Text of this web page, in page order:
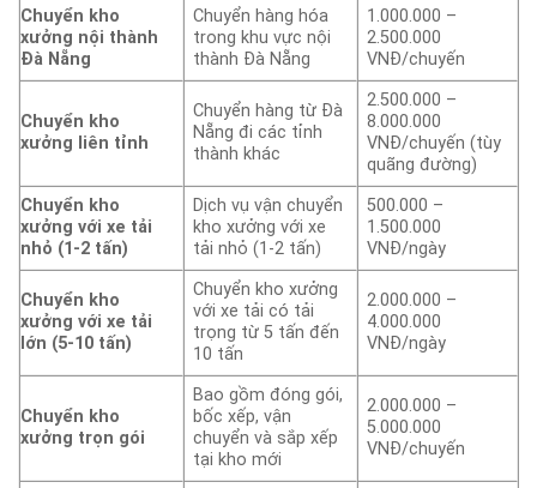
Chuyển kho
xưởng nội thành
Đà Nẵng
Chuyển hàng hóa
trong khu vực nội
thành Đà Nẵng
1.000.000 –
2.500.000
VNĐ/chuyến
Chuyển kho
xưởng liên tỉnh
Chuyển hàng từ Đà
Nẵng đi các tỉnh
thành khác
2.500.000 –
8.000.000
VNĐ/chuyến (tùy
quãng đường)
Chuyển kho
xưởng với xe tải
nhỏ (1-2 tấn)
Dịch vụ vận chuyển
kho xưởng với xe
tải nhỏ (1-2 tấn)
500.000 –
1.500.000
VNĐ/ngày
Chuyển kho
xưởng với xe tải
lớn (5-10 tấn)
Chuyển kho xưởng
với xe tải có tải
trọng từ 5 tấn đến
10 tấn
2.000.000 –
4.000.000
VNĐ/ngày
Chuyển kho
xưởng trọn gói
Bao gồm đóng gói,
bốc xếp, vận
chuyển và sắp xếp
tại kho mới
2.000.000 –
5.000.000
VNĐ/chuyến